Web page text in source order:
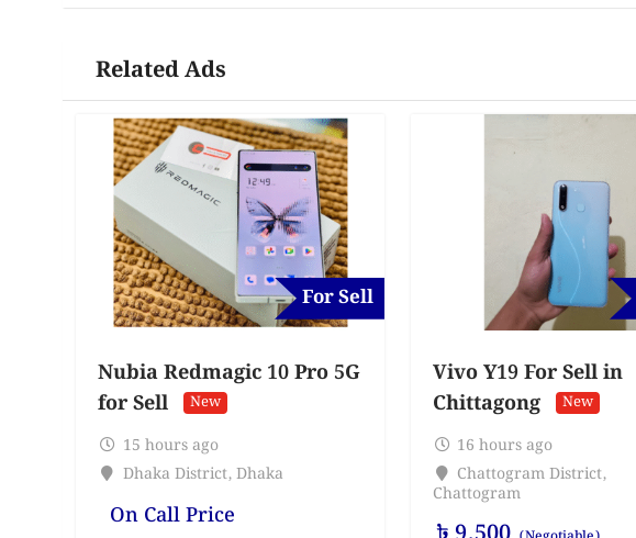
Related Ads
For Sell
Nubia Redmagic 10 Pro 5G
for Sell
New
15 hours ago
Dhaka District, Dhaka
On Call Price
Vivo Y19 For Sell in
Chittagong
New
16 hours ago
Chattogram District,
Chattogram